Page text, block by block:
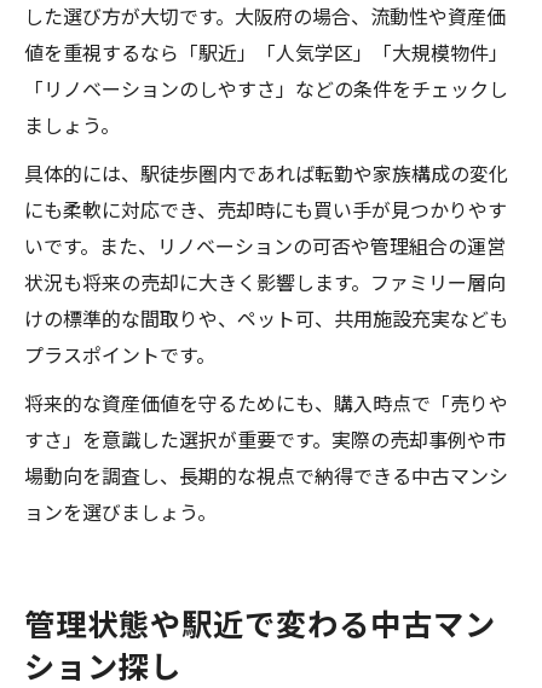
した選び方が大切です。大阪府の場合、流動性や資産価
値を重視するなら「駅近」「人気学区」「大規模物件」
「リノベーションのしやすさ」などの条件をチェックし
ましょう。
具体的には、駅徒歩圏内であれば転勤や家族構成の変化
にも柔軟に対応でき、売却時にも買い手が見つかりやす
いです。また、リノベーションの可否や管理組合の運営
状況も将来の売却に大きく影響します。ファミリー層向
けの標準的な間取りや、ペット可、共用施設充実なども
プラスポイントです。
将来的な資産価値を守るためにも、購入時点で「売りや
すさ」を意識した選択が重要です。実際の売却事例や市
場動向を調査し、長期的な視点で納得できる中古マンシ
ョンを選びましょう。
管理状態や駅近で変わる中古マン
ション探し